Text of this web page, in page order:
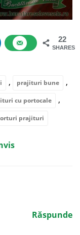
22
SHARES
, prajituri bune ,
cu portocale ,
prajituri
Răspunde